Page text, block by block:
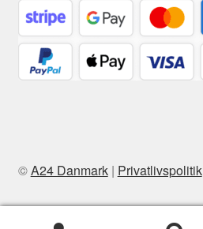
©A24 Danmark| Privatlivspolitik